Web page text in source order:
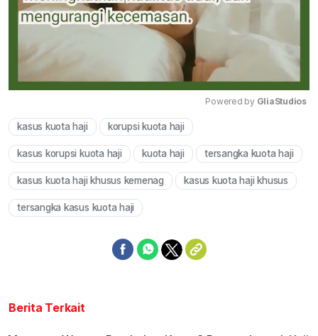
Powered by GliaStudios
kasus kuota haji korupsi kuota haji
kasus korupsi kuota haji kuota haji tersangka kuota haji
kasus kuota haji khusus kemenag kasus kuota haji khusus
tersangka kasus kuota haji
Berita Terkait